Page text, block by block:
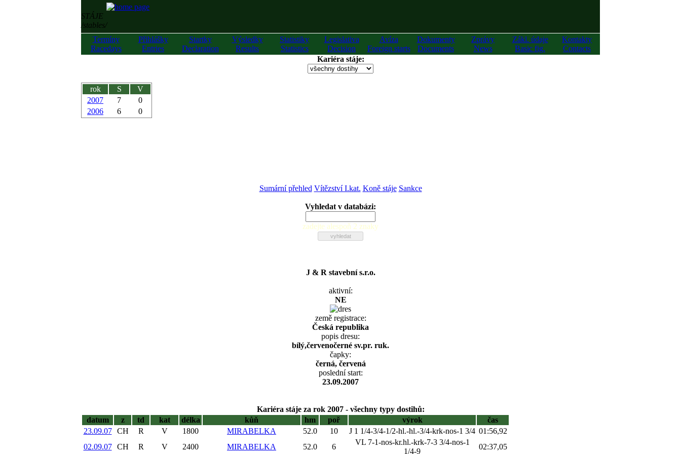
STÁJE
/stables/
Termíny
Racedays
Přihlášky
Entries
Startky
Declaration
Výsledky
Results
Statistiky
Statistics
Legislativa
Decision
Avíza
Foreign starts
Dokumenty
Documents
Zprávy
News
Zákl. údaje
Basic fig.
Kontakty
Contacts
Kariéra stáje:
rok S
V
2007
7
0
2006
6 0
Sumární přehled Vítězství I.kat. Koně stáje Sankce
Vyhledat v databázi:
zadejte alespoň 2 znaky
J & R stavební s.r.o.
aktivní:
NE
země registrace:
Česká republika
popis dresu:
bílý,červenočerné sv.pr. ruk.
čapky:
černá, červená
poslední start:
23.09.2007
Kariéra stáje za rok 2007 - všechny typy dostihů:
datum
z td kat délka kůň hm poř výrok
čas
23.09.07
CH R V 1800 MIRABELKA 52.0 10 J 1 1/4-3/4-1/2-hl.-hl.-3/4-krk-nos-1 3/4 01:56,92
02.09.07
CH R V 2400 MIRABELKA 52.0 6
VL 7-1-nos-kr.hl.-krk-7-3 3/4-nos-1
1/4-9
02:37,05